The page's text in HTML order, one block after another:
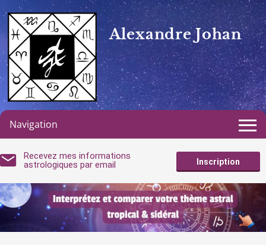
Alexandre Johan
Navigation
Recevez mes informations
astrologiques par email
Inscription